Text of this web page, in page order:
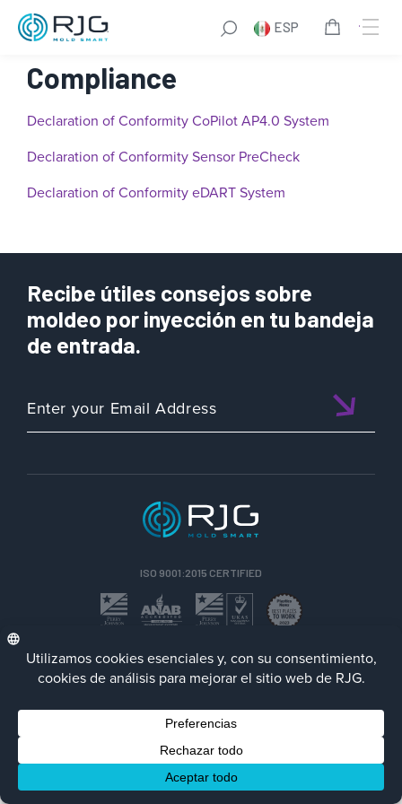
Saltar
ESP
Compliance
Declaration of Conformity CoPilot AP4.0 System
Declaration of Conformity Sensor PreCheck
Declaration of Conformity eDART System
Recibe útiles consejos sobre
moldeo por inyección en tu bandeja
de entrada.
ISO 9001:2015 CERTIFIED
© 2023 RJG Inc. Facebook
LinkedIn